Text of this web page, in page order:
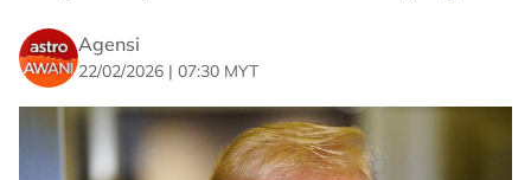
Agensi
22/02/2026 | 07:30 MYT